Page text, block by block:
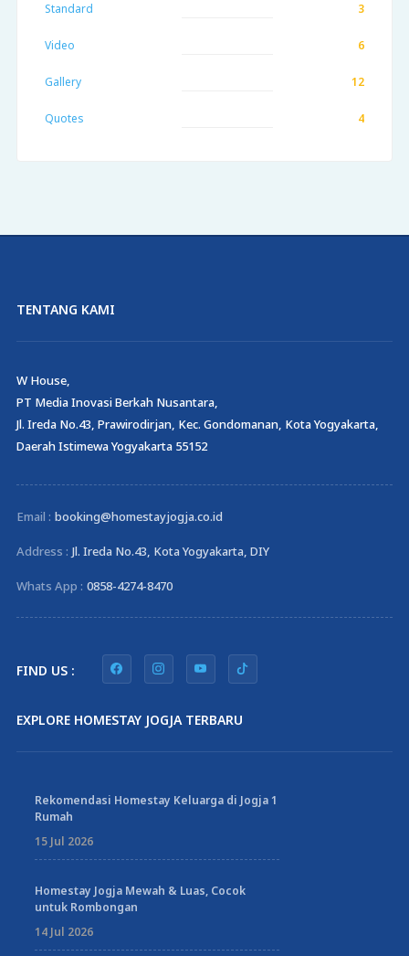
Standard 3
Video 6
Gallery 12
Quotes 4
TENTANG KAMI
W House,
PT Media Inovasi Berkah Nusantara,
Jl. Ireda No.43, Prawirodirjan, Kec. Gondomanan, Kota Yogyakarta,
Daerah Istimewa Yogyakarta 55152
Email : booking@homestayjogja.co.id
Address : Jl. Ireda No.43, Kota Yogyakarta, DIY
Whats App : 0858-4274-8470
FIND US :
EXPLORE HOMESTAY JOGJA TERBARU
Rekomendasi Homestay Keluarga di Jogja 1
Rumah
15 Jul 2026
Homestay Jogja Mewah & Luas, Cocok
untuk Rombongan
14 Jul 2026